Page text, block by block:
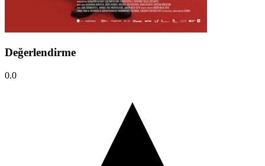
Değerlendirme
0.0